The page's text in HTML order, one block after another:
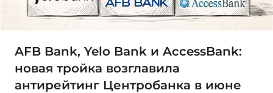
AFB Bank, Yelo Bank и AccessBank:
новая тройка возглавила
антирейтинг Центробанка в июне